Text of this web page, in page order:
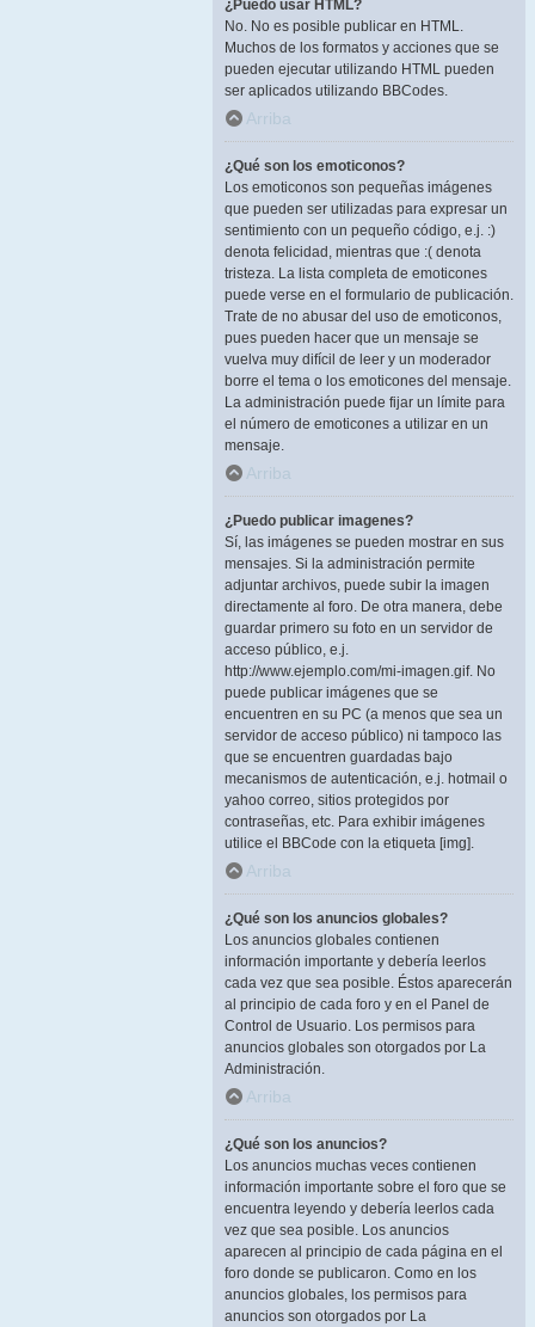
¿Puedo usar HTML?
No. No es posible publicar en HTML.
Muchos de los formatos y acciones que se
pueden ejecutar utilizando HTML pueden
ser aplicados utilizando BBCodes.
Arriba
¿Qué son los emoticonos?
Los emoticonos son pequeñas imágenes
que pueden ser utilizadas para expresar un
sentimiento con un pequeño código, e.j. :)
denota felicidad, mientras que :( denota
tristeza. La lista completa de emoticones
puede verse en el formulario de publicación.
Trate de no abusar del uso de emoticonos,
pues pueden hacer que un mensaje se
vuelva muy difícil de leer y un moderador
borre el tema o los emoticones del mensaje.
La administración puede fijar un límite para
el número de emoticones a utilizar en un
mensaje.
Arriba
¿Puedo publicar imagenes?
Sí, las imágenes se pueden mostrar en sus
mensajes. Si la administración permite
adjuntar archivos, puede subir la imagen
directamente al foro. De otra manera, debe
guardar primero su foto en un servidor de
acceso público, e.j.
http://www.ejemplo.com/mi-imagen.gif. No
puede publicar imágenes que se
encuentren en su PC (a menos que sea un
servidor de acceso público) ni tampoco las
que se encuentren guardadas bajo
mecanismos de autenticación, e.j. hotmail o
yahoo correo, sitios protegidos por
contraseñas, etc. Para exhibir imágenes
utilice el BBCode con la etiqueta [img].
Arriba
¿Qué son los anuncios globales?
Los anuncios globales contienen
información importante y debería leerlos
cada vez que sea posible. Éstos aparecerán
al principio de cada foro y en el Panel de
Control de Usuario. Los permisos para
anuncios globales son otorgados por La
Administración.
Arriba
¿Qué son los anuncios?
Los anuncios muchas veces contienen
información importante sobre el foro que se
encuentra leyendo y debería leerlos cada
vez que sea posible. Los anuncios
aparecen al principio de cada página en el
foro donde se publicaron. Como en los
anuncios globales, los permisos para
anuncios son otorgados por La